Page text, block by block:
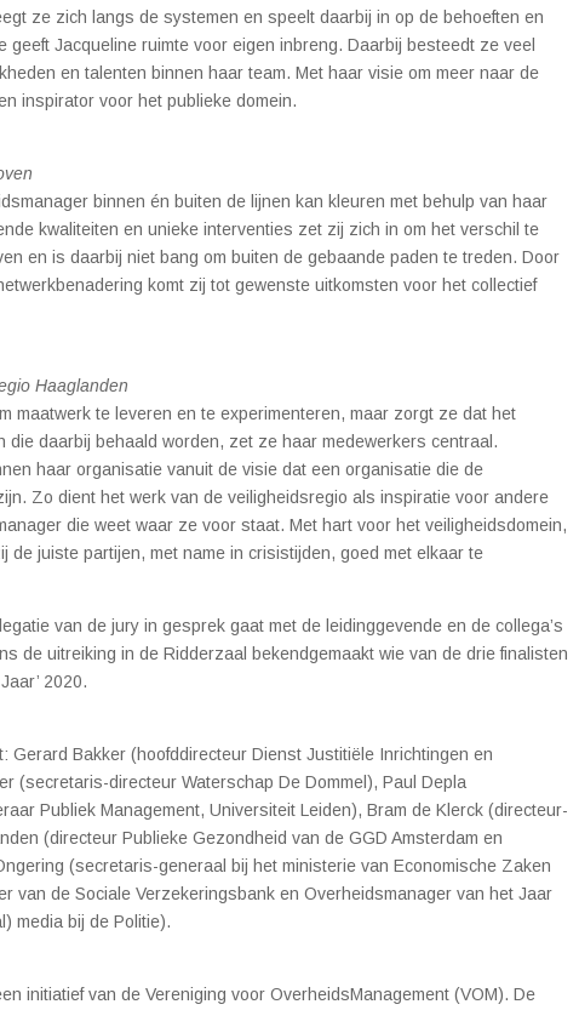
ze zich langs de systemen en speelt daarbij in op de behoeften en
Jacqueline ruimte voor eigen inbreng. Daarbij besteedt ze veel
en talenten binnen haar team. Met haar visie om meer naar de
inspirator voor het publieke domein.
binnen én buiten de lijnen kan kleuren met behulp van haar
kwaliteiten en unieke interventies zet zij zich in om het verschil te
en is daarbij niet bang om buiten de gebaande paden te treden. Door
komt zij tot gewenste uitkomsten voor het collectief
Haaglanden
maatwerk te leveren en te experimenteren, maar zorgt ze dat het
daarbij behaald worden, zet ze haar medewerkers centraal.
haar organisatie vanuit de visie dat een organisatie die de
Zo dient het werk van de veiligheidsregio als inspiratie voor andere
die weet waar ze voor staat. Met hart voor het veiligheidsdomein,
de juiste partijen, met name in crisistijden, goed met elkaar te
van de jury in gesprek gaat met de leidinggevende en de collega’s
de uitreiking in de Ridderzaal bekendgemaakt wie van de drie finalisten
2020.
Gerard Bakker (hoofddirecteur Dienst Justitiële Inrichtingen en
(secretaris-directeur Waterschap De Dommel), Paul Depla
Publiek Management, Universiteit Leiden), Bram de Klerck (directeur-
(directeur Publieke Gezondheid van de GGD Amsterdam en
(secretaris-generaal bij het ministerie van Economische Zaken
van de Sociale Verzekeringsbank en Overheidsmanager van het Jaar
media bij de Politie).
initiatief van de Vereniging voor OverheidsManagement (VOM). De